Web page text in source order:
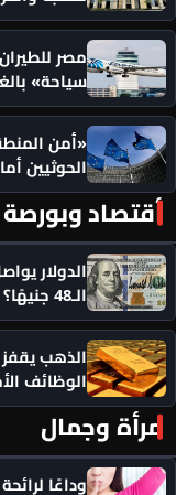
مصر
سياحة»
«أمن
الحوثيين
أقتصاد وبورصة
الدولار
الـ48 جنيهًا؟
الذهب
الوظائف
مرأة وجمال